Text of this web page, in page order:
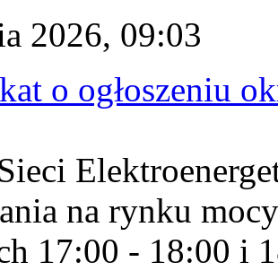
2026, 09:03
o ogłoszeniu
na rynku
17:00 - 18:00 i